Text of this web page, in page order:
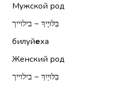
Мужской род
בִּלּוּיֶיךָ ~ בילוייך
билуйеха
Женский род
בִּלּוּיַיִךְ ~ בילוייך